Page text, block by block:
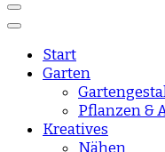
sisisday
Start
Garten
Pflanzen &
Kreatives
Nähen